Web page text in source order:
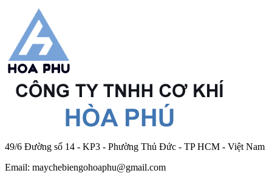
49/6 Đường số 14 - KP3 - Phường Thủ Đức - TP HCM - Việt Nam
Email: maychebiengohoaphu@gmail.com